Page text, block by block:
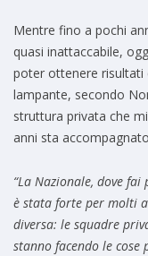
Mentre fino a pochi
quasi inattaccabile,
poter ottenere risultati
lampante, secondo
struttura privata che
anni sta
“La Nazionale, dove
è stata forte per molti
diversa: le squadre
stanno facendo le cose